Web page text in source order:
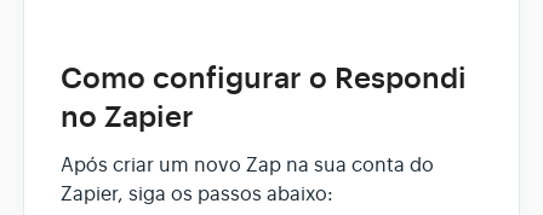
Como configurar o Respondi
no Zapier
Após criar um novo Zap na sua conta do
Zapier, siga os passos abaixo: